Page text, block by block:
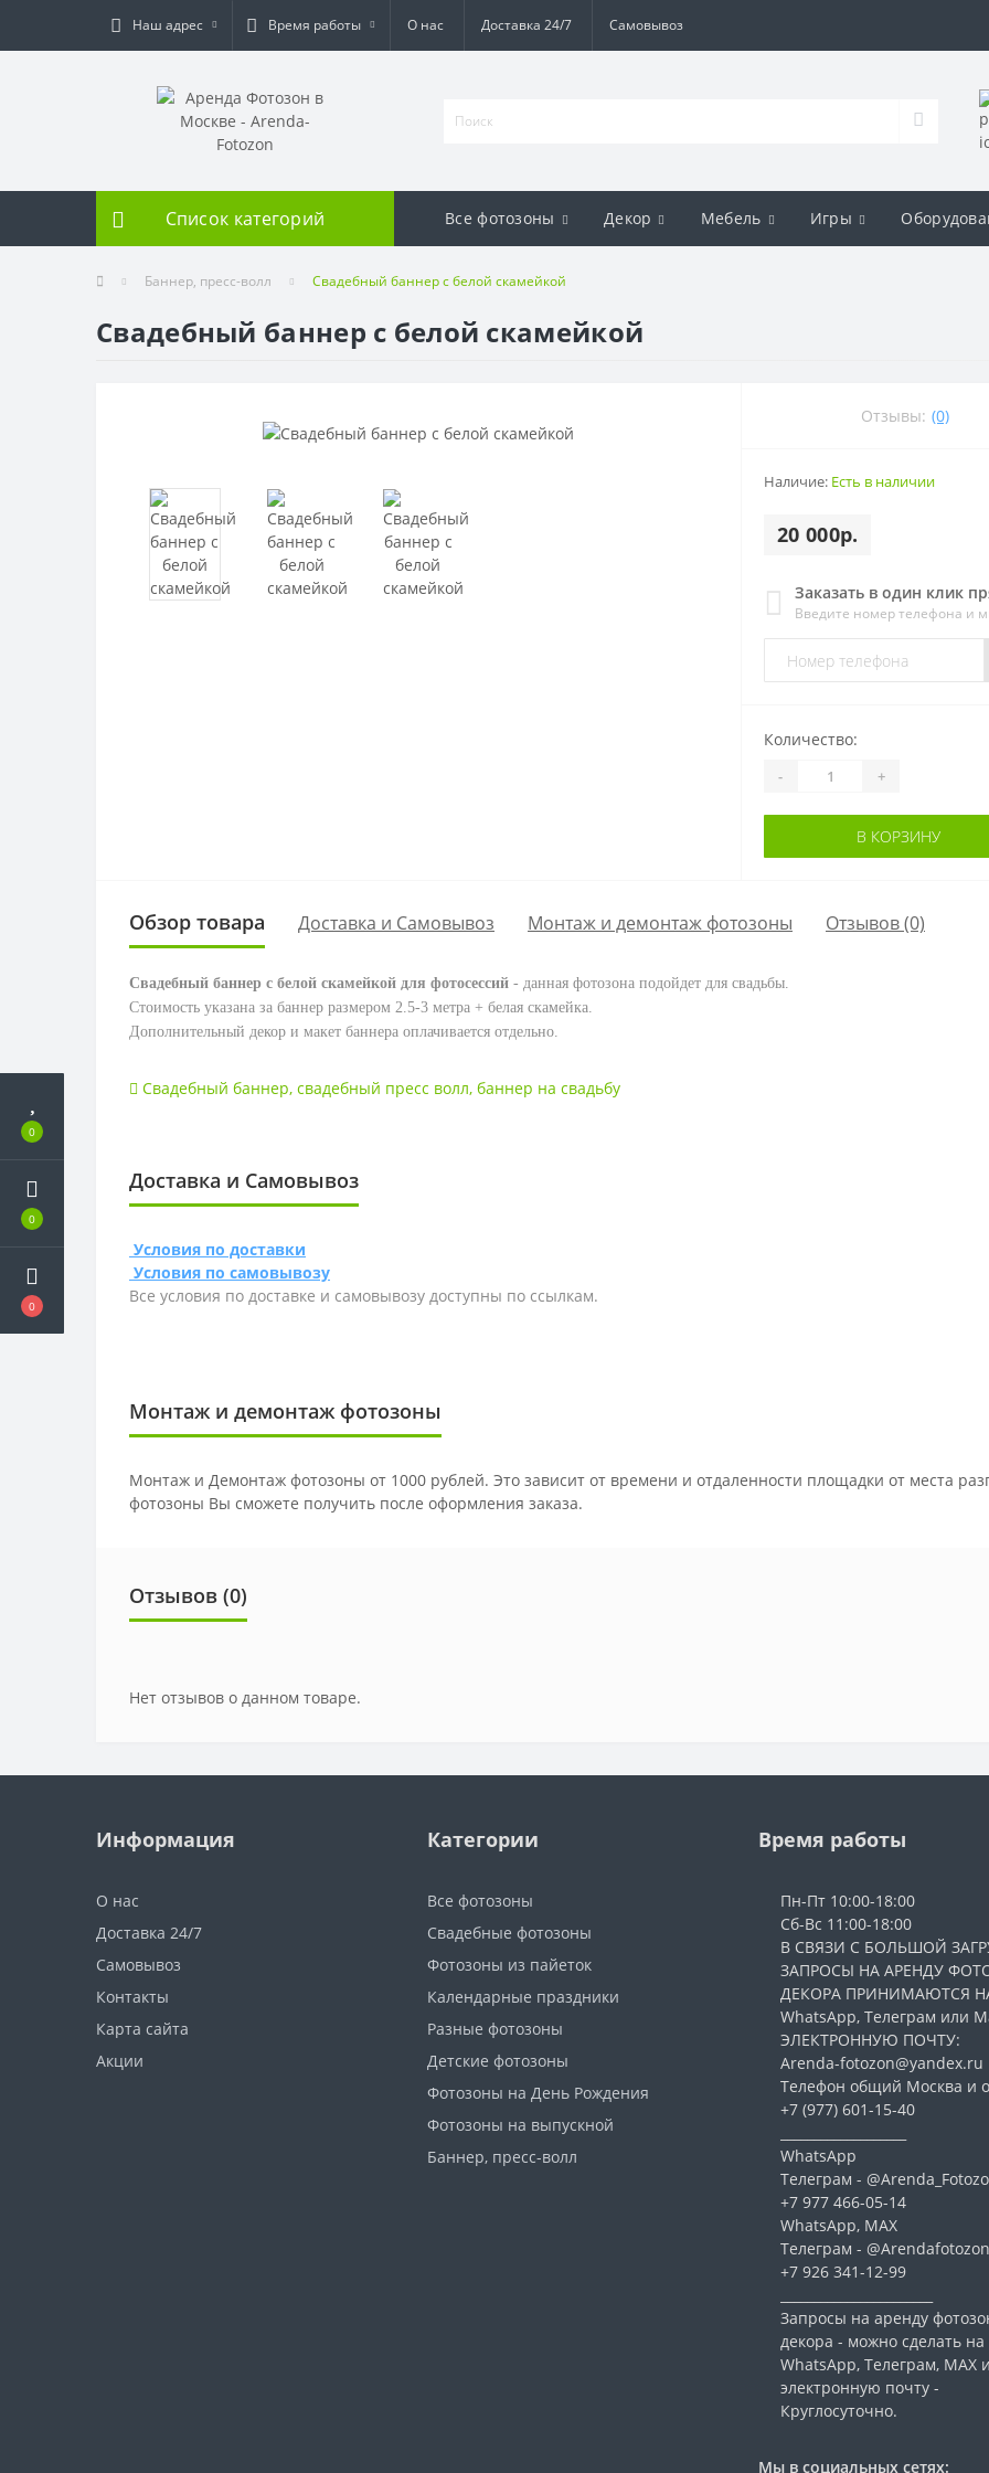
0
0
0
Наш адрес Время работы О нас Доставка 24/7 Самовывоз
Список категорий Все фотозоны Декор Мебель Игры
Баннер, пресс-волл Свадебный баннер с белой скамейкой
Свадебный баннер с белой скамейкой
Отзывы: (0)
Наличие: Есть в наличии
20 000р.
Заказать в один клик
Введите номер телефона и
Количество:
- +
В КОРЗИНУ
Обзор товара Доставка и Самовывоз Монтаж и демонтаж фотозоны Отзывов (0)
Свадебный баннер с белой скамейкой для фотосессий - данная фотозона подойдет для свадьбы.
Стоимость указана за баннер размером 2.5-3 метра + белая скамейка.
Дополнительный декор и макет баннера оплачивается отдельно.
Свадебный баннер, свадебный пресс волл, баннер на свадьбу
Доставка и Самовывоз
Условия по доставки
Условия по самовывозу
Все условия по доставке и самовывозу доступны по ссылкам.
Монтаж и демонтаж фотозоны
Монтаж и Демонтаж фотозоны от 1000 рублей. Это зависит от времени и отдаленности площадки от места
фотозоны Вы сможете получить после оформления заказа.
Отзывов (0)
Нет отзывов о данном товаре.
Информация
О нас
Доставка 24/7
Самовывоз
Контакты
Карта сайта
Акции
Категории
Все фотозоны
Свадебные фотозоны
Фотозоны из пайеток
Календарные праздники
Разные фотозоны
Детские фотозоны
Фотозоны на День Рождения
Фотозоны на выпускной
Баннер, пресс-волл
Время работы
Пн-Пт 10:00-18:00
Сб-Вс 11:00-18:00
В СВЯЗИ С БОЛЬШОЙ
ЗАПРОСЫ НА АРЕНДУ
ДЕКОРА ПРИНИМАЮТСЯ
WhatsApp, Телеграм или
ЭЛЕКТРОННУЮ ПОЧТУ:
Arenda-fotozon@yandex.ru
Телефон общий Москва и
+7 (977) 601-15-40
WhatsApp
Телеграм -
+7 977 466-05-14
WhatsApp, МАХ
Телеграм -
+7 926 341-12-99
Запросы на аренду
декора - можно сделать на
WhatsApp, Телеграм, МАХ
электронную почту -
Круглосуточно.
Мы в социальных сетях: